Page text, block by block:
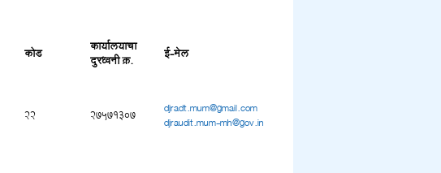
कोड कार्यालयाचा
दुरध्वनी क्र. ई-मेल
22 27571307 djradt.mum@gmail.com
djraudit.mum-mh@gov.in